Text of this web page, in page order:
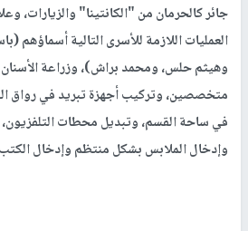
جائر كالحرمان من "الكانتينا" والزيارات،
العمليات اللازمة للأسرى التالية أسماؤهم
وهيثم حلس، ومحمد براش)، وزراعة
متخصصين، وتركيب أجهزة تبريد في رواق
في ساحة القسم، وتبديل محطات
وإدخال الملابس بشكل منتظم وإدخال